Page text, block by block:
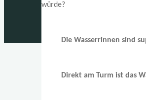
würde?
Die Wasserrinnen sind
Direkt am Turm ist das